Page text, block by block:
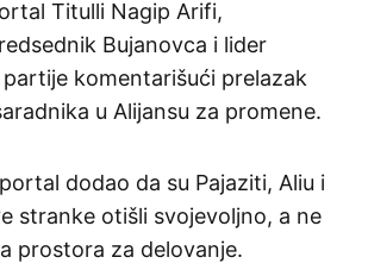
Titulli Nagip Arifi,
Bujanovca i lider
komentarišući prelazak
u Alijansu za promene.
dodao da su Pajaziti, Aliu i
stranke otišli svojevoljno, a ne
prostora za delovanje.